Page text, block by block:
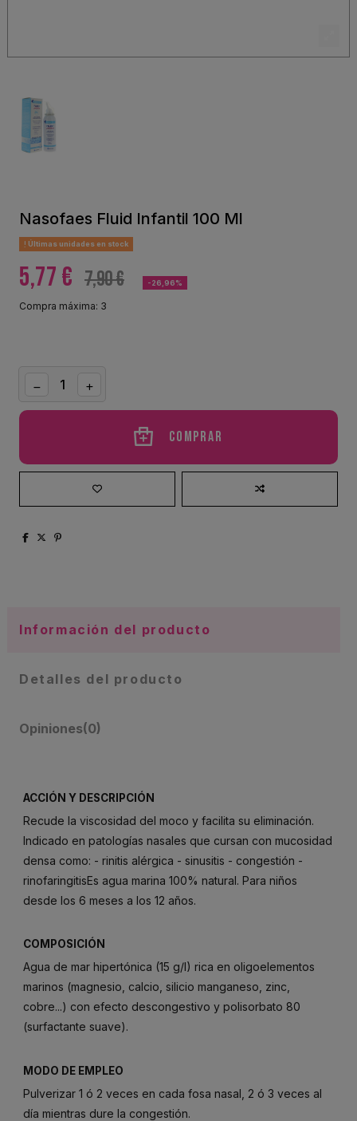
Nasofaes Fluid Infantil 100 Ml
Últimas unidades en stock
5,77 € 7,90 € -26,96%
Compra máxima: 3
Comprar
Información del producto
Detalles del producto
Opiniones(0)
ACCIÓN Y DESCRIPCIÓN
Recude la viscosidad del moco y facilita su eliminación.
Indicado en patologías nasales que cursan con mucosidad
densa como: - rinitis alérgica - sinusitis - congestión -
rinofaringitisEs agua marina 100% natural. Para niños
desde los 6 meses a los 12 años.
COMPOSICIÓN
Agua de mar hipertónica (15 g/l) rica en oligoelementos
marinos (magnesio, calcio, silicio manganeso, zinc,
cobre...) con efecto descongestivo y polisorbato 80
(surfactante suave).
MODO DE EMPLEO
Pulverizar 1 ó 2 veces en cada fosa nasal, 2 ó 3 veces al
día mientras dure la congestión.